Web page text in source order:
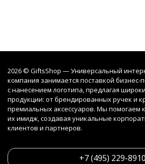
2026 © GiftsShop — Универсальный
компания занимается поставкой бизнес-
с нанесением логотипа, предлагая
продукции: от брендированных ручек и
премиальных аксессуаров. Мы помогаем
их имидж, создавая уникальные
клиентов и партнеров.
+7 (495) 229-8910